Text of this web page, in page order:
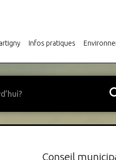
Infos pratiques
Conseil